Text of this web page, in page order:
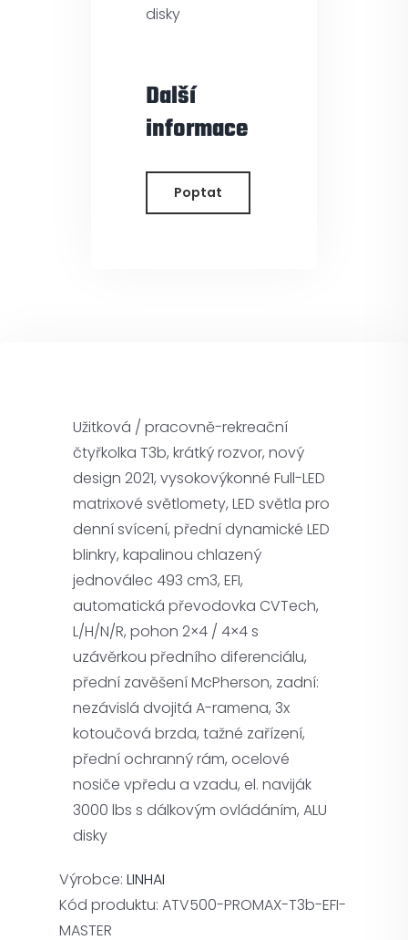
disky
Další
informace
Poptat
Užitková / pracovně-rekreační
čtyřkolka T3b, krátký rozvor, nový
design 2021, vysokovýkonné Full-LED
matrixové světlomety, LED světla pro
denní svícení, přední dynamické LED
blinkry, kapalinou chlazený
jednoválec 493 cm3, EFI,
automatická převodovka CVTech,
L/H/N/R, pohon 2×4 / 4×4 s
uzávěrkou předního diferenciálu,
přední zavěšení McPherson, zadní:
nezávislá dvojitá A-ramena, 3x
kotoučová brzda, tažné zařízení,
přední ochranný rám, ocelové
nosiče vpředu a vzadu, el. naviják
3000 lbs s dálkovým ovládáním, ALU
disky
Výrobce: LINHAI
Kód produktu: ATV500-PROMAX-T3b-EFI-
MASTER